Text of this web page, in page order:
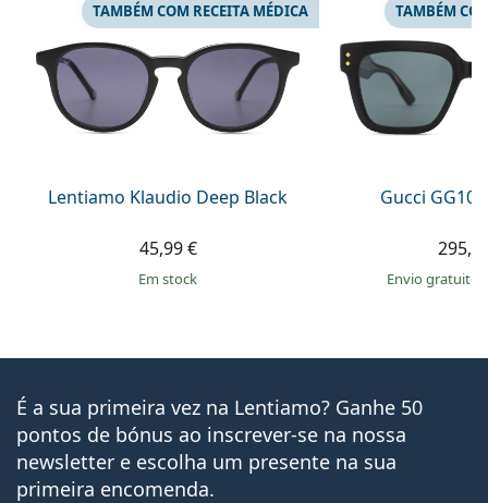
Lentiamo Klaudio Deep Black
TAMBÉM COM RECEITA MÉDICA
45,99 €
em stock
Gucci
TAMBÉM
Envio gratuito
É a sua primeira vez na Lentiamo? Ganhe 50
pontos de bónus ao inscrever-se na nossa
newsletter e escolha um presente na sua
primeira encomenda.